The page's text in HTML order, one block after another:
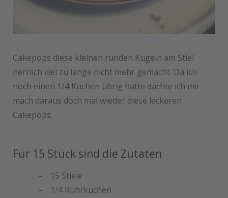
Cakepops diese kleinen runden Kugeln am Stiel
herrlich viel zu lange nicht mehr gemacht. Da ich
noch einen 1/4 Kuchen übrig hatte dachte ich mir
mach daraus doch mal wieder diese leckeren
Cakepops.
Für 15 Stück sind die Zutaten
15 Stiele
1/4 Rührkuchen